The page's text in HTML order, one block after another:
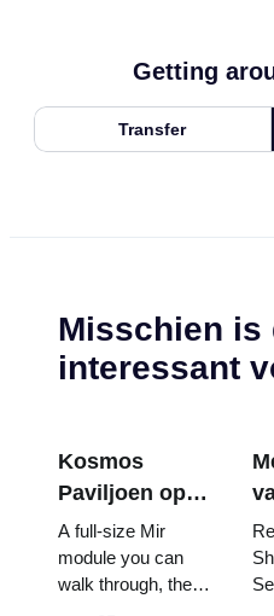
Getting
Transfer
Misschien is
interessant
Kosmos
Paviljoen op
VDNKh:
Binnen de
Grootste
A full-size Mir
module you can
walk through, the